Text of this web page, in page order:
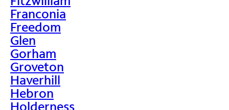
Franconia
Freedom
Glen
Gorham
Groveton
Haverhill
Hebron
Holderness